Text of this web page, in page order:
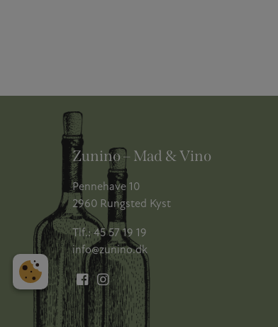
Zunino – Mad & Vino
Pennehave 10
2960 Rungsted Kyst
Tlf.: 45 57 19 19
info@zunino.dk